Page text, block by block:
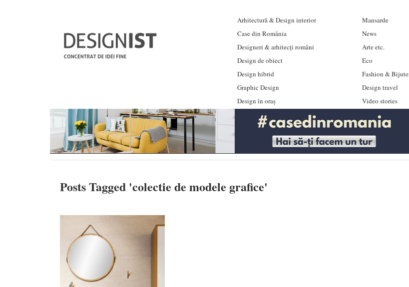
Arhitectură & Design interior
Case din România
Designeri & arhitecți români
Design de obiect
Design hibrid
Graphic Design
Design în oraș
Mansarde
News
Arte etc.
Eco
Fashion &
Design travel
Video stories
Posts Tagged 'colectie de modele grafice'